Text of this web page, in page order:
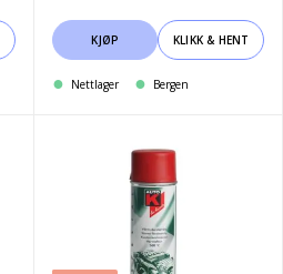
KJØP KLIKK & HENT
Nettlager Bergen
Varmelakk